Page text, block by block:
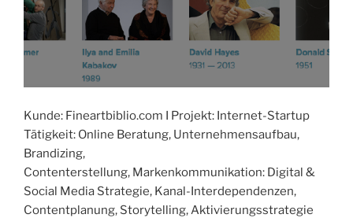
Kunde: Fineartbiblio.com I Projekt: Internet-Startup
Tätigkeit: Online Beratung, Unternehmensaufbau,
Brandizing,
Contenterstellung, Markenkommunikation: Digital &
Social Media Strategie, Kanal-Interdependenzen,
Contentplanung, Storytelling, Aktivierungsstrategie